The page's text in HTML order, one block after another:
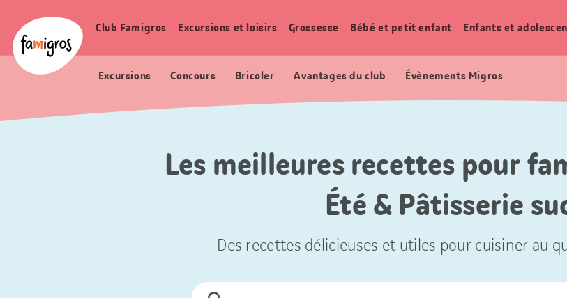
navigation
Logo
Navigation
Club Famigros Excursions et loisirs Grossesse Bébé et petit enfant Enfants et
Excursions Concours Bricoler Avantages du club Évènements Migros
Les meilleures recettes pour
Été & Pâtisserie
Des recettes délicieuses et utiles pour cuisiner au